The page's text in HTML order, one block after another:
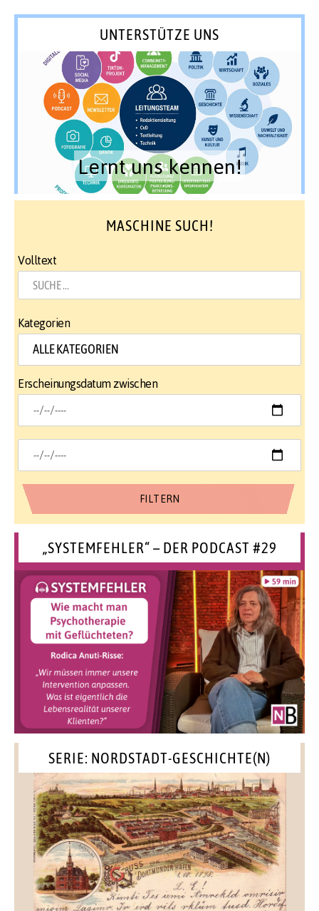
UNTERSTÜTZE UNS
Lernt uns kennen!
MASCHINE SUCH!
Volltext
Kategorien
Erscheinungsdatum zwischen
„SYSTEMFEHLER“ – DER PODCAST #29
SERIE: NORDSTADT-GESCHICHTE(N)